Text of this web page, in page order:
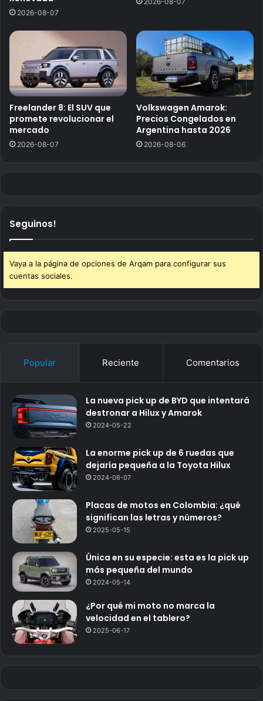
2026-08-07
Freelander 8: El SUV que
promete revolucionar el
mercado
2026-08-07
Volkswagen Amarok:
Precios Congelados en
Argentina hasta 2026
2026-08-06
Seguinos!
Vaya a la página de opciones de Arqam para configurar sus
cuentas sociales.
Popular Reciente Comentarios
La nueva pick up de BYD que intentará
destronar a Hilux y Amarok
2024-05-22
La enorme pick up de 6 ruedas que
dejaría pequeña a la Toyota Hilux
2024-06-07
Placas de motos en Colombia: ¿qué
significan las letras y números?
2025-05-15
Única en su especie: esta es la pick up
más pequeña del mundo
2024-05-14
¿Por qué mi moto no marca la
velocidad en el tablero?
2025-06-17